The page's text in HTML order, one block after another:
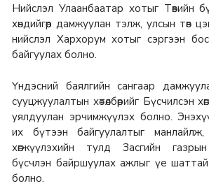
Нийслэл Улаанбаатар хотыг Төвийн
хөндийгөөр дамжуулан тэлж, улсын төв
нийслэл Хархорум хотыг сэргээн
байгуулах болно.
Үндэсний баялгийн сангаар
сууцжуулалтын хөтөлбөрийг Бүсчилсэн
уялдуулан эрчимжүүлэх болно.
их бүтээн байгуулалтыг
хөгжүүлэхийн тулд Засгийн газрын
бүсчлэн байршуулах ажлыг үе
болно.